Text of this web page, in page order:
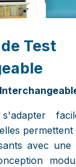
Test
avec une